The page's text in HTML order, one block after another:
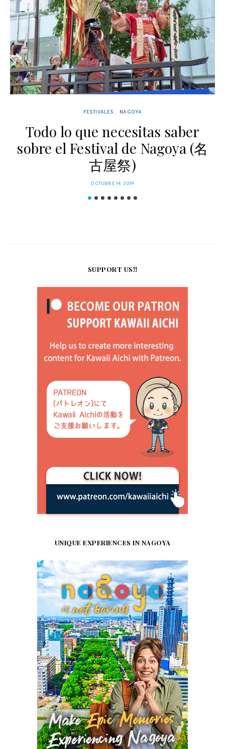
FESTIVALES NAGOYA
Todo lo que necesitas saber
sobre el Festival de Nagoya (名
古屋祭)
POSTED
OCTUBRE 14, 2019
SUPPORT US!!
UNIQUE EXPERIENCES IN NAGOYA